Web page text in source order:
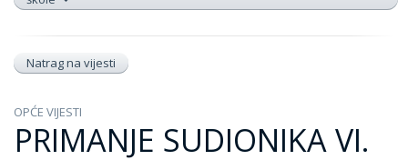
Natrag na vijesti
OPĆE VIJESTI
PRIMANJE SUDIONIKA VI.